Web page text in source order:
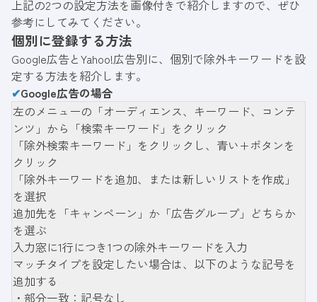
上記の2つの設定方法を画像付きで紹介しますので、ぜひ
参考にしてみてください。
個別に登録する方法
Google広告とYahoo!広告別に、個別で除外キーワードを設
定する方法を紹介します。
✔Google広告の場合
左のメニューの「オーディエンス、キーワード、コンテ
ンツ」から「検索キーワード」をクリック
「除外検索キーワード」をクリックし、青い+ボタンを
クリック
「除外キーワードを追加、または新しいリストを作成」
を選択
追加先を「キャンペーン」か「広告グループ」どちらか
を選ぶ
入力窓に1行につき1つの除外キーワードを入力
マッチタイプを設定したい場合は、以下のような記号を
追加する
・部分一致：記号なし